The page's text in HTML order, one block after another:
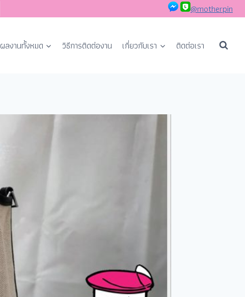
@motherpin
ผลงานทั้งหมด วิธีการติดต่องาน เกี่ยวกับเรา ติดต่อเรา